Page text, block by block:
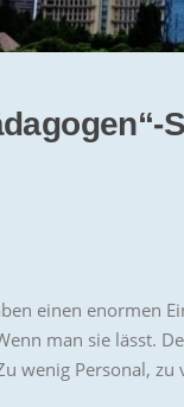
einen enormen
man sie lässt.
wenig Personal,